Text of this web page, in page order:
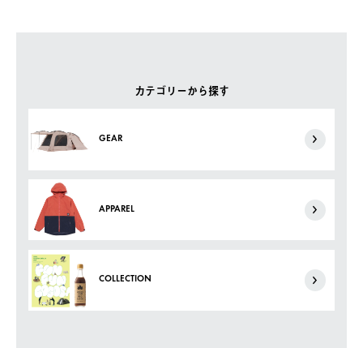
カテゴリーから探す
GEAR
APPAREL
COLLECTION